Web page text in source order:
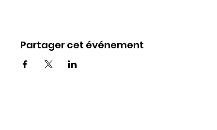
Partager cet événement